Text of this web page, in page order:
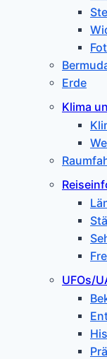
Erde
Klima
UFOs/